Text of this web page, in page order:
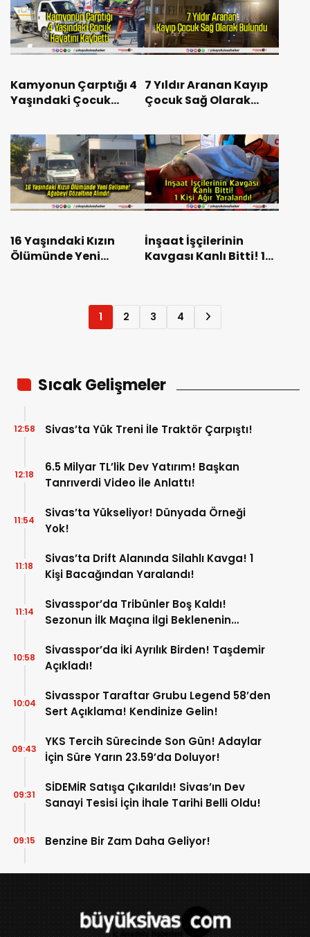
Kamyonun Çarptığı 4
Yaşındaki Çocuk
7 Yıldır Aranan Kayıp
Çocuk Sağ Olarak
16 Yaşındaki Kızın
Ölümünde Yeni
İnşaat İşçilerinin
Kavgası Kanlı Bitti! 1
1 2 3 4
Sıcak Gelişmeler
Sivas’ta Yük Treni İle Traktör Çarpıştı!
12:58
6.5 Milyar TL’lik Dev Yatırım! Başkan
Tanrıverdi Video İle Anlattı!
12:18
Sivas’ta Yükseliyor! Dünyada Örneği
Yok!
11:54
Sivas’ta Drift Alanında Silahlı Kavga! 1
Kişi Bacağından Yaralandı!
11:18
Sivasspor’da Tribünler Boş Kaldı!
Sezonun İlk Maçına İlgi Beklenenin
11:14
Sivasspor’da İki Ayrılık Birden! Taşdemir
Açıkladı!
10:58
Sivasspor Taraftar Grubu Legend 58’den
Sert Açıklama! Kendinize Gelin!
10:04
YKS Tercih Sürecinde Son Gün! Adaylar
İçin Süre Yarın 23.59’da Doluyor!
09:43
SİDEMİR Satışa Çıkarıldı! Sivas’ın Dev
Sanayi Tesisi İçin İhale Tarihi Belli Oldu!
09:31
Benzine Bir Zam Daha Geliyor!
09:15